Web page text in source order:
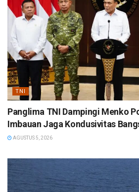
TNI
Panglima TNI Dampingi Menko
Imbauan Jaga Kondusivitas
AGUSTUS 5, 2026